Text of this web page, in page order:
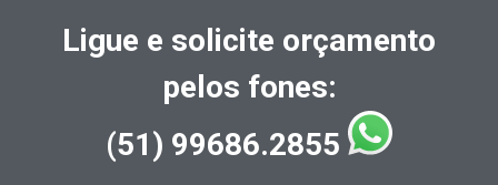
Ligue e solicite orçamento
pelos fones:
(51) 99686.2855